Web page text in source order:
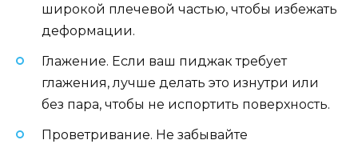
широкой плечевой частью, чтобы избежать
деформации.
Глажение. Если ваш пиджак требует
глажения, лучше делать это изнутри или
без пара, чтобы не испортить поверхность.
Проветривание. Не забывайте